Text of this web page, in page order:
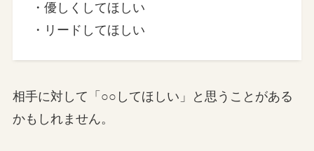
・優しくしてほしい
・リードしてほしい
相手に対して「○○してほしい」と思うことがある
かもしれません。